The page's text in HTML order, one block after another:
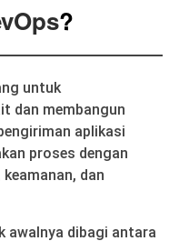
?
untuk
dan membangun
aplikasi
proses dengan
dan
awalnya dibagi antara